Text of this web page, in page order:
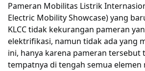
Pameran Mobilitas Listrik
Electric Mobility Showcase) yang
KLCC tidak kekurangan pameran
elektrifikasi, namun tidak ada yang
ini, hanya karena pameran tersebut
tempatnya di tengah semua elemen